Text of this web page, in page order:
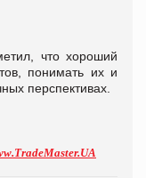
что хороший
понимать их и
перспективах.